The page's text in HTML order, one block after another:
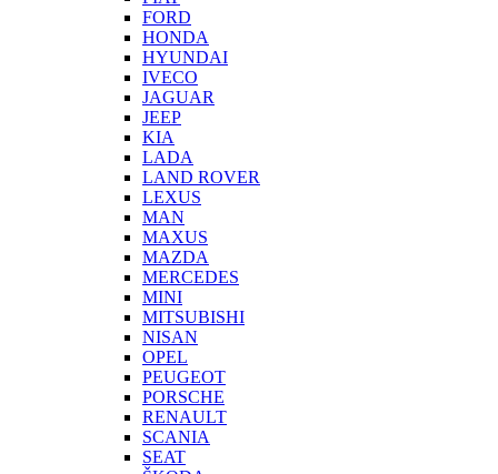
FORD
HONDA
HYUNDAI
IVECO
JAGUAR
JEEP
KIA
LADA
LAND ROVER
LEXUS
MAN
MAXUS
MAZDA
MERCEDES
MINI
MITSUBISHI
NISAN
OPEL
PEUGEOT
PORSCHE
RENAULT
SCANIA
SEAT